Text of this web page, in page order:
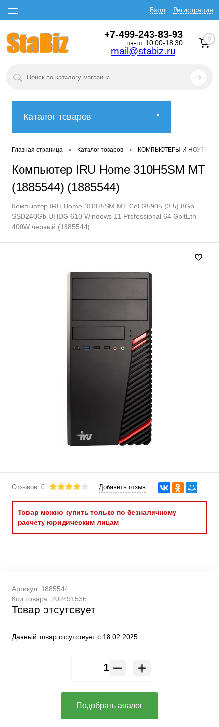
Вход Регистрация
+7-499-243-83-93
пн-пт 10:00-18:30
mail@stabiz.ru
0
Каталог товаров
Главная страница • Каталог товаров • КОМПЬЮТЕРЫ И
Компьютер IRU Home 310H5SM MT
(1885544) (1885544)
Компьютер IRU Home 310H5SM MT Cel G5905 (3.5) 8Gb
SSD240Gb UHDG 610 Windows 11 Professional 64 GbitEth
400W черный (1885544)
Отзывов: 0 Добавить отзыв
Товар можно купить только по безналичному
расчету юридическим лицам
Артикул: 1885544
Код товара: 202491536
Товар отсутсвует
Данный товар отсутствует с 18.02.2025.
Подобрать аналог